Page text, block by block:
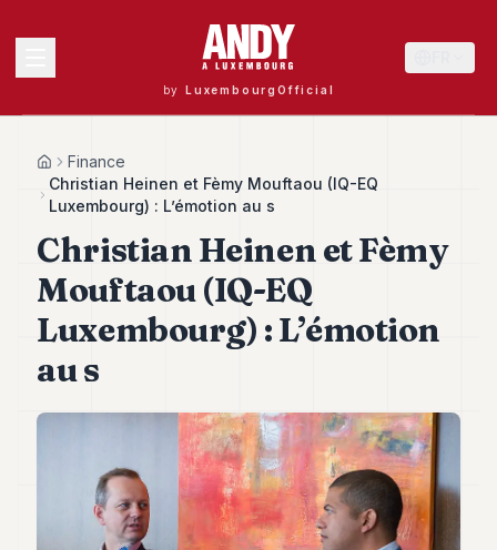
by LuxembourgOfficial
Andy
40
Andy
39
Andy
Andy
Andy
HomeFinance
Christian Heinen et Fèmy Mouftaou (IQ-EQ
Luxembourg) : L’émotion au s
Christian Heinen et Fèmy
Mouftaou (IQ-EQ
Luxembourg) : L’émotion
au s